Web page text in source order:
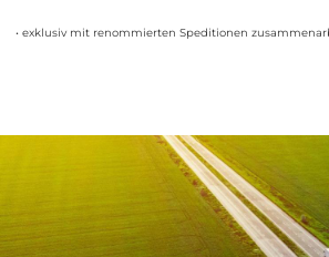
• exklusiv mit renommierten Speditionen